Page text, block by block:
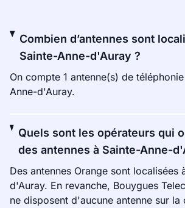
Combien d’antennes sont
Sainte-Anne-d'Auray ?
On compte 1 antenne(s) de
Anne-d'Auray.
Quels sont les opérateurs qui
des antennes à Sainte-Anne-
Des antennes Orange sont localisées
d'Auray. En revanche, Bouygues
ne disposent d'aucune antenne sur la